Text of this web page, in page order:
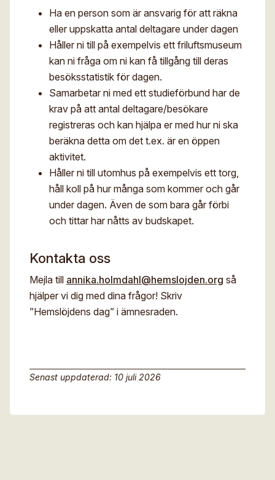
Ha en person som är ansvarig för att räkna
eller uppskatta antal deltagare under dagen
Håller ni till på exempelvis ett friluftsmuseum
kan ni fråga om ni kan få tillgång till deras
besöksstatistik för dagen.
Samarbetar ni med ett studieförbund har de
krav på att antal deltagare/besökare
registreras och kan hjälpa er med hur ni ska
beräkna detta om det t.ex. är en öppen
aktivitet.
Håller ni till utomhus på exempelvis ett torg,
håll koll på hur många som kommer och går
under dagen. Även de som bara går förbi
och tittar har nåtts av budskapet.
Kontakta oss
Mejla till annika.holmdahl@hemslojden.org så
hjälper vi dig med dina frågor! Skriv
”Hemslöjdens dag” i ämnesraden.
Senast uppdaterad: 10 juli 2026